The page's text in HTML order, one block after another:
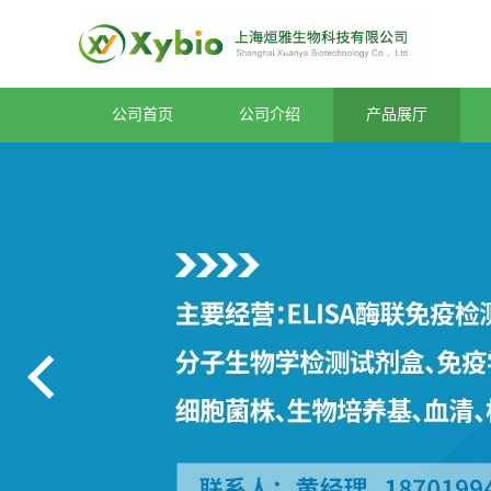
公司首页 公司介绍 产品展厅